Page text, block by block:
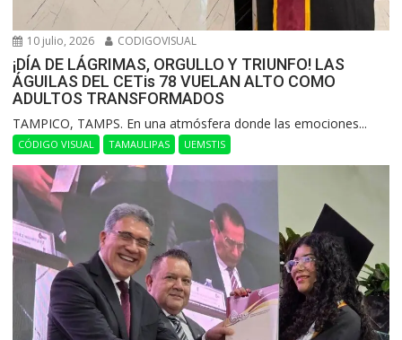
10 julio, 2026 CODIGOVISUAL
¡DÍA DE LÁGRIMAS, ORGULLO Y TRIUNFO! LAS
ÁGUILAS DEL CETis 78 VUELAN ALTO COMO
ADULTOS TRANSFORMADOS
​TAMPICO, TAMPS. En una atmósfera donde las emociones...
CÓDIGO VISUAL TAMAULIPAS UEMSTIS